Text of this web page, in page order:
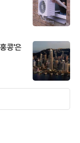
콩'은